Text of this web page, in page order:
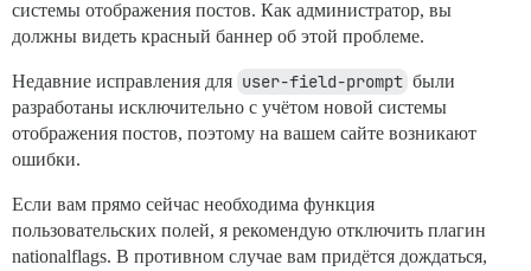
системы отображения постов. Как администратор, вы
должны видеть красный баннер об этой проблеме.
Недавние исправления для user-field-prompt были
разработаны исключительно с учётом новой системы
отображения постов, поэтому на вашем сайте возникают
ошибки.
Если вам прямо сейчас необходима функция
пользовательских полей, я рекомендую отключить плагин
nationalflags. В противном случае вам придётся дождаться,